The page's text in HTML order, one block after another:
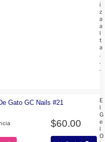
i
z
a
a
l
t
a
.
.
.
Gato GC Nails #21
$60.00
E
l
G
e
l
O